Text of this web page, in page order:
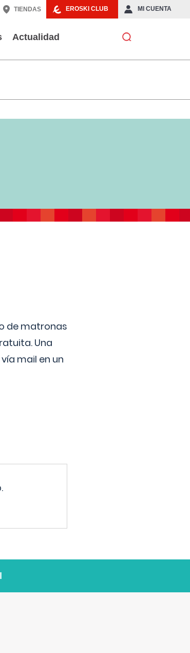
EROSKI CLUB MI CUENTA
TIENDAS
Actualidad
de matronas
Una
mail en un